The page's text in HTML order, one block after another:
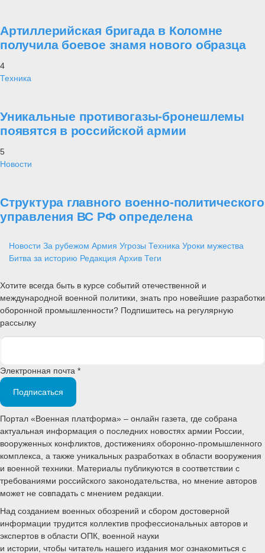
Артиллерийская бригада в Коломне
получила боевое знамя нового образца
4
Техника
Уникальные противогазы-бронешлемы
появятся в российской армии
5
Новости
Структура главного военно-политического
управления ВС РФ определена
Новости За рубежом Армия Угрозы Техника Уроки мужества
Битва за историю Редакция Архив Теги
Хотите всегда быть в курсе событий отечественной и
международной военной политики, знать про новейшие разработки
оборонной промышленности? Подпишитесь на регулярную
рассылку
Электронная почта *
Подписаться
Портал «Военная платформа» – онлайн газета, где собрана
актуальная информация о последних новостях армии России,
вооруженных конфликтов, достижениях оборонно-промышленного
комплекса, а также уникальных разработках в области вооружения
и военной техники. Материалы публикуются в соответствии с
требованиями российского законодательства, но мнение авторов
может не совпадать с мнением редакции.
Над созданием военных обозрений и сбором достоверной
информации трудится коллектив профессиональных авторов и
экспертов в области ОПК, военной науки
и истории, чтобы читатель нашего издания мог ознакомиться с